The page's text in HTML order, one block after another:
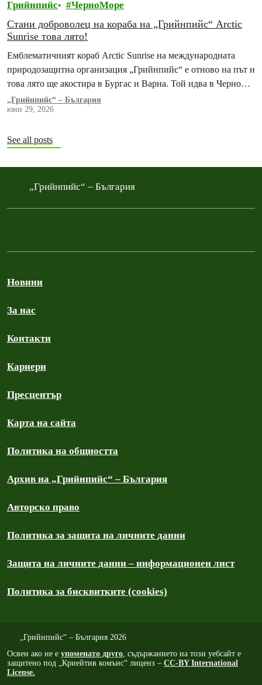
Грийнпийс ЧерноМоре
Стани доброволец на кораба на „Грийнпийс“ Arctic
Sunrise това лято!
Емблематичният кораб Arctic Sunrise на международната
природозащитна организация „Грийнпийс“ е отново на път и
това лято ще акостира в Бургас и Варна. Той идва в Черно
море, за да напомни…
„Грийнпийс“ – България
юни 29, 2026
See all posts
„Грийнпийс“ – България
Новини
За нас
Контакти
Кариери
Пресцентър
Карта на сайта
Политика на общността
Архив на „Грийнпийс“ – България
Авторско право
Политика за защита на личните данни
Защита на личните данни – информационен лист
Политика за бисквитките (cookies)
„Грийнпийс“ – България 2026
Освен ако не е упоменато друго , съдържанието на този уебсайт е
защитено под „Криейтив комънс“ лиценз – CC-BY International
License.